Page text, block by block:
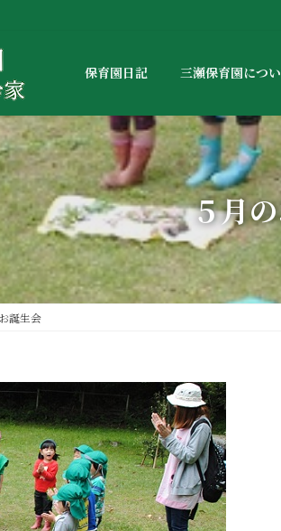
保育園日記 三瀬保育園につ
５月
誕生会